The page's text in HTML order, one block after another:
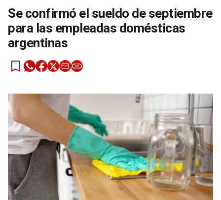
Se confirmó el sueldo de septiembre
para las empleadas domésticas
argentinas